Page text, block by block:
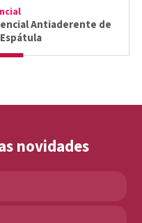
Antiaderente de
novidades